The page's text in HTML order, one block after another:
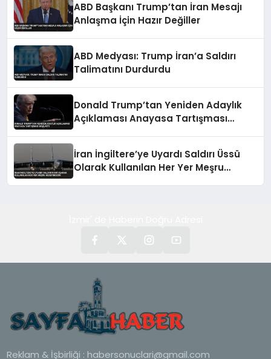
ABD Başkanı Trump’tan İran Mesajı
Anlaşma İçin Hazır Değiller
ABD Medyası: Trump İran’a Saldırı
Talimatını Durdurdu
Donald Trump’tan Yeniden Adaylık
Açıklaması Anayasa Tartışması
İran İngiltere’ye Uyardı Saldırı Üssü
Olarak Kullanılan Her Yer Meşru
Reklam & İşbirliği : habersonuclari@gmail.com